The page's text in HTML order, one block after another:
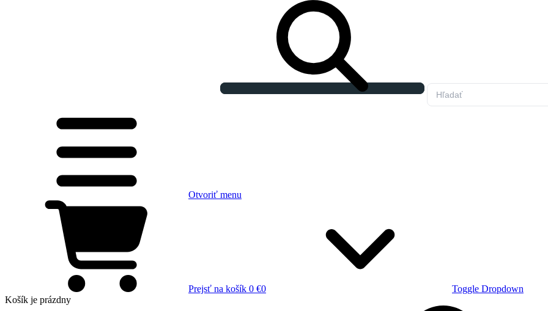
Otvoriť menu
Prejsť na košík 0 €0
Toggle Dropdown
Košík je prázdny